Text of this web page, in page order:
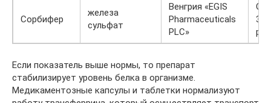
Сорбифер
железа
сульфат
Венгрия «EGIS
Pharmaceuticals
PLC»
От
340
р.
Если показатель выше нормы, то препарат
стабилизирует уровень белка в организме.
Медикаментозные капсулы и таблетки нормализуют